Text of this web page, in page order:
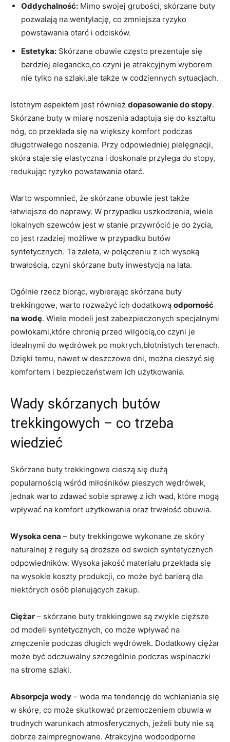
Oddychalność: Mimo swojej grubości, skórzane buty
pozwalają na wentylację, co zmniejsza ryzyko
powstawania otarć i odcisków.
Estetyka: Skórzane obuwie często prezentuje się
bardziej elegancko,co czyni je atrakcyjnym wyborem
nie tylko na szlaki,ale także w codziennych sytuacjach.
Istotnym aspektem jest również dopasowanie do stopy.
Skórzane buty w miarę noszenia adaptują się do kształtu
nóg, co przekłada się na większy komfort podczas
długotrwałego noszenia. Przy odpowiedniej pielęgnacji,
skóra staje się elastyczna i doskonale przylega do stopy,
redukując ryzyko powstawania otarć.
Warto wspomnieć, że skórzane obuwie jest także
łatwiejsze do naprawy. W przypadku uszkodzenia, wiele
lokalnych szewców jest w stanie przywrócić je do życia,
co jest rzadziej możliwe w przypadku butów
syntetycznych. Ta zaleta, w połączeniu z ich wysoką
trwałością, czyni skórzane buty inwestycją na lata.
Ogólnie rzecz biorąc, wybierając skórzane buty
trekkingowe, warto rozważyć ich dodatkową odporność
na wodę. Wiele modeli jest zabezpieczonych specjalnymi
powłokami,które chronią przed wilgocią,co czyni je
idealnymi do wędrówek po mokrych,błotnistych terenach.
Dzięki temu, nawet w deszczowe dni, można cieszyć się
komfortem i bezpieczeństwem ich użytkowania.
Wady skórzanych butów
trekkingowych – co trzeba
wiedzieć
Skórzane buty trekkingowe cieszą się dużą
popularnością wśród miłośników pieszych wędrówek,
jednak warto zdawać sobie sprawę z ich wad, które mogą
wpływać na komfort użytkowania oraz trwałość obuwia.
Wysoka cena – buty trekkingowe wykonane ze skóry
naturalnej z reguły są droższe od swoich syntetycznych
odpowiedników. Wysoka jakość materiału przekłada się
na wysokie koszty produkcji, co może być barierą dla
niektórych osób planujących zakup.
Ciężar – skórzane buty trekkingowe są zwykle cięższe
od modeli syntetycznych, co może wpływać na
zmęczenie podczas długich wędrówek. Dodatkowy ciężar
może być odczuwalny szczególnie podczas wspinaczki
na strome szlaki.
Absorpcja wody – woda ma tendencję do wchłaniania się
w skórę, co może skutkować przemoczeniem obuwia w
trudnych warunkach atmosferycznych, jeżeli buty nie są
dobrze zaimpregnowane. Atrakcyjne wodoodporne